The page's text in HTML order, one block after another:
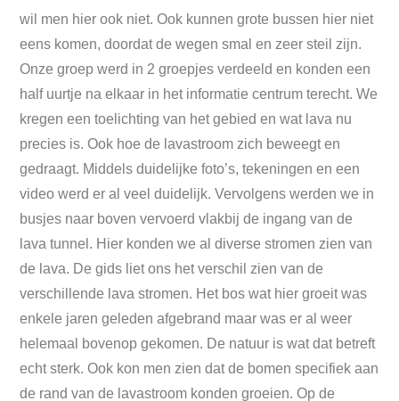
wil men hier ook niet. Ook kunnen grote bussen hier niet
eens komen, doordat de wegen smal en zeer steil zijn.
Onze groep werd in 2 groepjes verdeeld en konden een
half uurtje na elkaar in het informatie centrum terecht. We
kregen een toelichting van het gebied en wat lava nu
precies is. Ook hoe de lavastroom zich beweegt en
gedraagt. Middels duidelijke foto’s, tekeningen en een
video werd er al veel duidelijk. Vervolgens werden we in
busjes naar boven vervoerd vlakbij de ingang van de
lava tunnel. Hier konden we al diverse stromen zien van
de lava. De gids liet ons het verschil zien van de
verschillende lava stromen. Het bos wat hier groeit was
enkele jaren geleden afgebrand maar was er al weer
helemaal bovenop gekomen. De natuur is wat dat betreft
echt sterk. Ook kon men zien dat de bomen specifiek aan
de rand van de lavastroom konden groeien. Op de